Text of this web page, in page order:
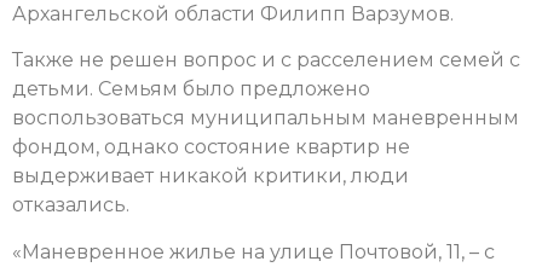
Архангельской области Филипп Варзумов.
Также не решен вопрос и с расселением семей с
детьми. Семьям было предложено
воспользоваться муниципальным маневренным
фондом, однако состояние квартир не
выдерживает никакой критики, люди
отказались.
«Маневренное жилье на улице Почтовой, 11, – с